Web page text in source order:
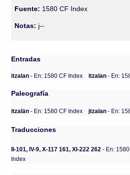
Fuente: 1580 CF Index
Notas: j--
Entradas
itzalan- En: 1580 CF Index itzalan- En:
Paleografía
itzalän - En: 1580 CF Index jtzalan - En:
Traducciones
II-101, IV-9, X-117 161, XI-222 262 - En:
Index